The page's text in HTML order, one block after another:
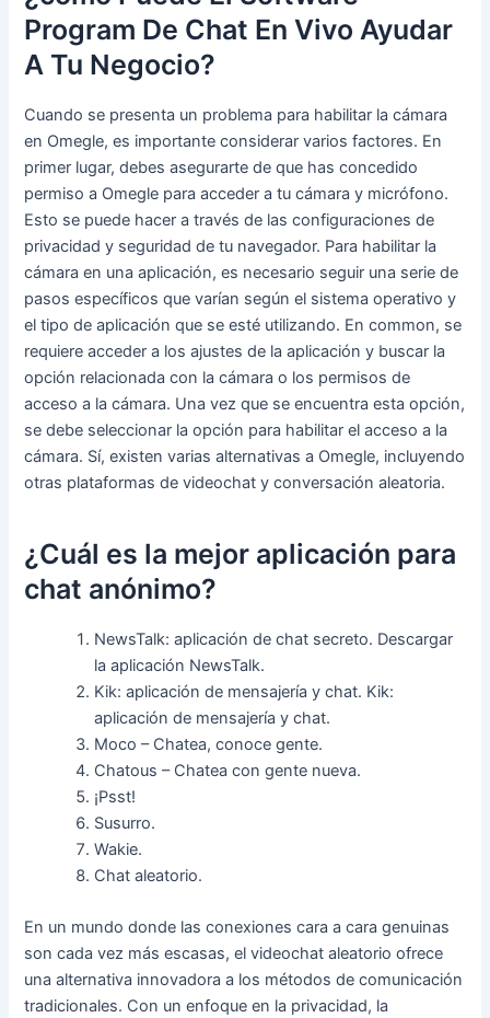
Program De Chat En Vivo Ayudar
A Tu Negocio?
Cuando se presenta un problema para habilitar la cámara
en Omegle, es importante considerar varios factores. En
primer lugar, debes asegurarte de que has concedido
permiso a Omegle para acceder a tu cámara y micrófono.
Esto se puede hacer a través de las configuraciones de
privacidad y seguridad de tu navegador. Para habilitar la
cámara en una aplicación, es necesario seguir una serie de
pasos específicos que varían según el sistema operativo y
el tipo de aplicación que se esté utilizando. En common, se
requiere acceder a los ajustes de la aplicación y buscar la
opción relacionada con la cámara o los permisos de
acceso a la cámara. Una vez que se encuentra esta opción,
se debe seleccionar la opción para habilitar el acceso a la
cámara. Sí, existen varias alternativas a Omegle, incluyendo
otras plataformas de videochat y conversación aleatoria.
¿Cuál es la mejor aplicación para
chat anónimo?
NewsTalk: aplicación de chat secreto. Descargar
la aplicación NewsTalk.
Kik: aplicación de mensajería y chat. Kik:
aplicación de mensajería y chat.
Moco – Chatea, conoce gente.
Chatous – Chatea con gente nueva.
¡Psst!
Susurro.
Wakie.
Chat aleatorio.
En un mundo donde las conexiones cara a cara genuinas
son cada vez más escasas, el videochat aleatorio ofrece
una alternativa innovadora a los métodos de comunicación
tradicionales. Con un enfoque en la privacidad, la